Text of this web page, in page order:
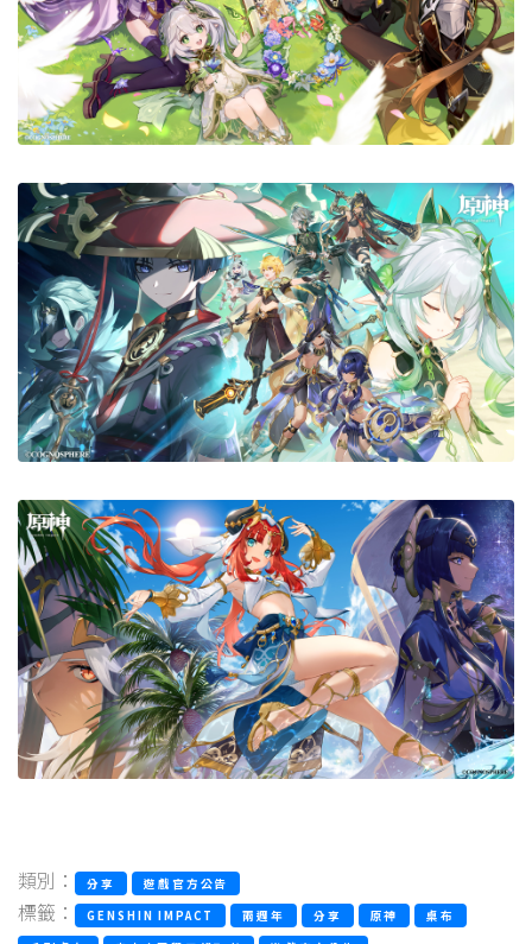
類別： 分享 遊戲官方公告
標籤： GENSHIN IMPACT 兩週年 分享 原神
桌布